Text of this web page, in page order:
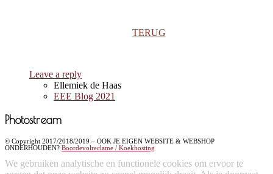
TERUG
Leave a reply
Ellemiek de Haas
EEE Blog 2021
Photostream
© Copyright 2017/2018/2019 – OOK JE EIGEN WEBSITE & WEBSHOP
ONDERHOUDEN? Boordevolreclame / Koekhosting
We gebruiken analytische en functionele cookies om ervoor te